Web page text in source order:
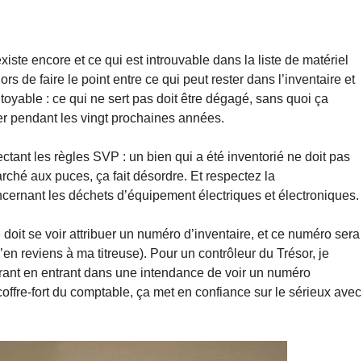
encore et ce qui est introuvable dans la liste de matériel
de faire le point entre ce qui peut rester dans l’inventaire et
: ce qui ne sert pas doit être dégagé, sans quoi ça
pendant les vingt prochaines années.
les règles SVP : un bien qui a été inventorié ne doit pas
aux puces, ça fait désordre. Et respectez la
les déchets d’équipement électriques et électroniques.
se voir attribuer un numéro d’inventaire, et ce numéro sera
reviens à ma titreuse). Pour un contrôleur du Trésor, je
en entrant dans une intendance de voir un numéro
fort du comptable, ça met en confiance sur le sérieux avec